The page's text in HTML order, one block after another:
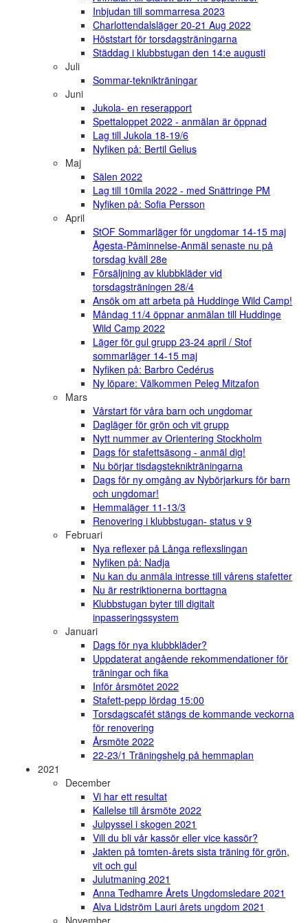
Inbjudan till sommarresa 2023
Charlottendalsläger 20-21 Aug 2022
Höststart för torsdagsträningarna
Städdag i klubbstugan den 14:e augusti
Juli
Sommar-teknikträningar
Juni
Jukola- en reserapport
Spettaloppet 2022 - anmälan är öppnad
Lag till Jukola 18-19/6
Nyfiken på: Bertil Gelius
Maj
Sälen 2022
Lag till 10mila 2022 - med Snättringe PM
Nyfiken på: Sofia Persson
April
StOF Sommarläger för ungdomar 14-15 maj
Ågesta-Påminnelse-Anmäl senaste nu på
torsdag kväll 28e
Försäljning av klubbkläder vid
torsdagsträningen 28/4
Ansök om att arbeta på Huddinge Wild Camp!
Måndag 11/4 öppnar anmälan till Huddinge
Wild Camp 2022
Läger för gul grupp 23-24 april / Stof
sommarläger 14-15 maj
Nyfiken på: Barbro Cedérus
Ny löpare: Välkommen Peleg Mitzafon
Mars
Vårstart för våra barn och ungdomar
Dagläger för grön och vit grupp
Nytt nummer av Orientering Stockholm
Dags för stafettsäsong - anmäl dig!
Nu börjar tisdagsteknikträningarna
Dags för ny omgång av Nybörjarkurs för barn
och ungdomar!
Hemmaläger 11-13/3
Renovering i klubbstugan- status v 9
Februari
Nya reflexer på Långa reflexslingan
Nyfiken på: Nadja
Nu kan du anmäla intresse till vårens stafetter
Nu är restriktionerna borttagna
Klubbstugan byter till digitalt
inpasseringssystem
Januari
Dags för nya klubbkläder?
Uppdaterat angående rekommendationer för
träningar och fika
Inför årsmötet 2022
Stafett-pepp lördag 15:00
Torsdagscafét stängs de kommande veckorna
för renovering
Årsmöte 2022
22-23/1 Träningshelg på hemmaplan
2021
December
Vi har ett resultat
Kallelse till årsmöte 2022
Julpyssel i skogen 2021
Vill du bli vår kassör eller vice kassör?
Jakten på tomten-årets sista träning för grön,
vit och gul
Julutmaning 2021
Anna Tedhamre Årets Ungdomsledare 2021
Alva Lidström Lauri årets ungdom 2021